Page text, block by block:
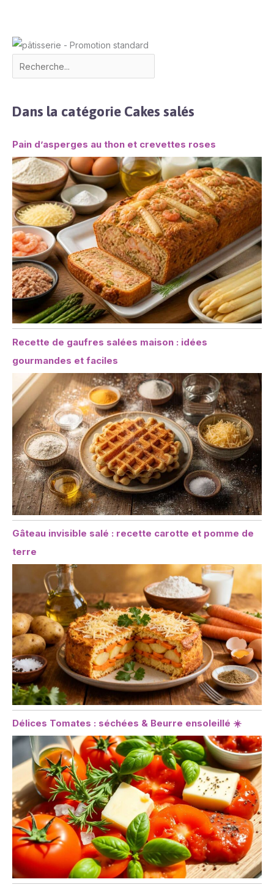
Dans la catégorie Cakes salés
Pain d’asperges au thon et crevettes roses
Recette de gaufres salées maison : idées
gourmandes et faciles
Gâteau invisible salé : recette carotte et pomme de
terre
Délices Tomates : séchées & Beurre ensoleillé ☀️